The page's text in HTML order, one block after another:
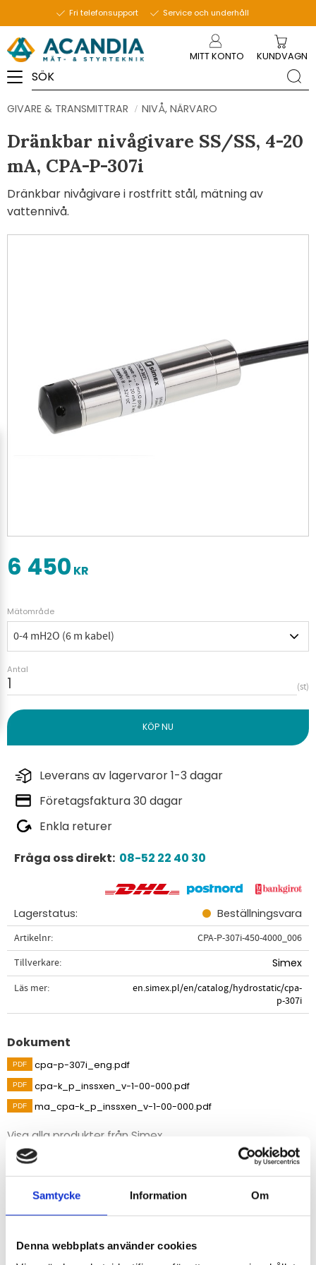
Samtycke Information Om
Denna webbplats använder cookies
Fri telefonsupport Service och underhåll
MITT KONTO KUNDVAGN
GIVARE & TRANSMITTRAR NIVÅ, NÄRVARO
Dränkbar nivågivare SS/SS, 4-20
mA, CPA-P-307i
Dränkbar nivågivare i rostfritt stål, mätning av
vattennivå.
6 450 KR
Mätområde
Antal
st
Leverans av lagervaror 1-3 dagar
Företagsfaktura 30 dagar
Enkla returer
Fråga oss direkt: 08-52 22 40 30
Lagerstatus Beställningsvara
Artikelnr
CPA-P-307i-450-4000_006
Tillverkare
Simex
Läs mer
en.simex.pl/en/catalog/hydrostatic/cpa-
p-307i
Dokument
cpa-p-307i_eng.pdf
cpa-k_p_inssxen_v-1-00-000.pdf
ma_cpa-k_p_inssxen_v-1-00-000.pdf
Visa alla produkter från Simex
Beskrivning
Precisionssond CPA-P-307i i rostfritt stål är designad
lätt kontaminerade vätskor. Basen är en högkvalitativ